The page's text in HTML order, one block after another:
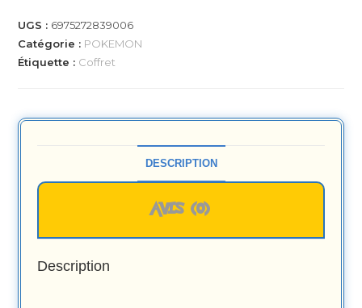
UGS : 6975272839006
Catégorie : POKEMON
Étiquette : Coffret
DESCRIPTION
AVIS (0)
Description